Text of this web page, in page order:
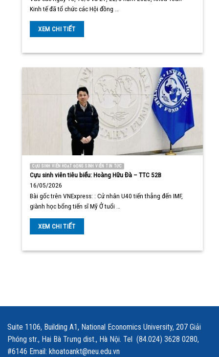
Kinh tế đã tổ chức các Hội đồng …
XEM CHI TIẾT
CỰU SINH VIÊN HOẠT ĐỘNG SINH VIÊN TIN TỨC
Cựu sinh viên tiêu biểu: Hoàng Hữu Đà – TTC 52B
16/05/2026
Bài gốc trên VNExpress: : Cử nhân U40 tiến thẳng đến IMF,
giành học bổng tiến sĩ Mỹ Ở tuổi …
XEM CHI TIẾT
Suite 1106, Building A1, National Economics University, 207 Giải
Phóng str., Hai Bà Trưng dist., Hà Nội. Tel (84.024) 3628 0280,
#6146 Email: khoatoankt@neu.edu.vn